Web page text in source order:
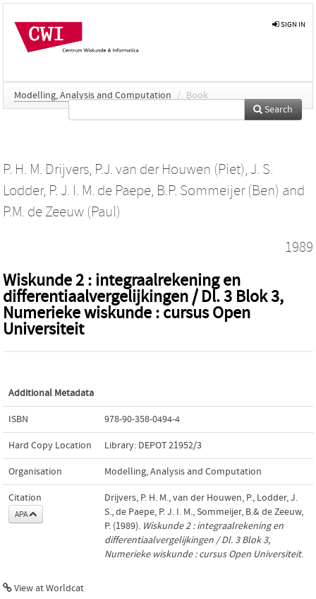
SIGN IN
Modelling, Analysis and Computation / Book
Search
P. H. M. Drijvers, P.J. van der Houwen (Piet), J. S.
Lodder, P. J. I. M. de Paepe, B.P. Sommeijer (Ben) and
P.M. de Zeeuw (Paul)
1989
Wiskunde 2 : integraalrekening en
differentiaalvergelijkingen / Dl. 3 Blok 3,
Numerieke wiskunde : cursus Open
Universiteit
Additional Metadata
ISBN 978-90-358-0494-4
Hard Copy Location Library: DEPOT 21952/3
Organisation Modelling, Analysis and Computation
Citation
APA
Drijvers, P. H. M., van der Houwen, P., Lodder, J.
S., de Paepe, P. J. I. M., Sommeijer, B.& de Zeeuw,
P. (1989). Wiskunde 2 : integraalrekening en
differentiaalvergelijkingen / Dl. 3 Blok 3,
Numerieke wiskunde : cursus Open Universiteit.
View at Worldcat